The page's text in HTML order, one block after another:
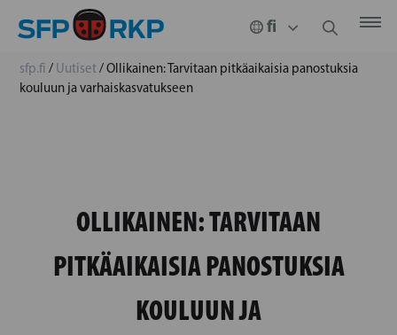
sfp.fi / Uutiset/Ollikainen: Tarvitaan pitkäaikaisia panostuksia
kouluun ja varhaiskasvatukseen
OLLIKAINEN: TARVITAAN
PITKÄAIKAISIA PANOSTUKSIA
KOULUUN JA